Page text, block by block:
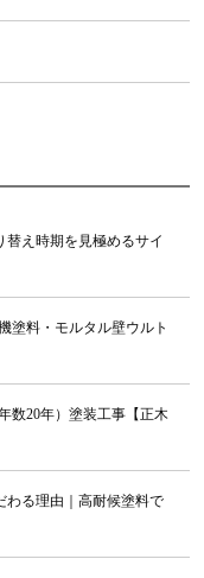
え時期を見極めるサイ
塗料・モルタル壁ウルト
数20年）塗装工事【正木
わる理由｜高耐候塗料で